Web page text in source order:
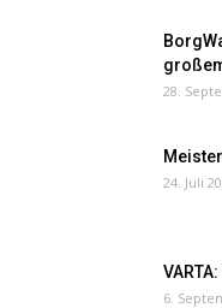
28.
24. Juli
6.